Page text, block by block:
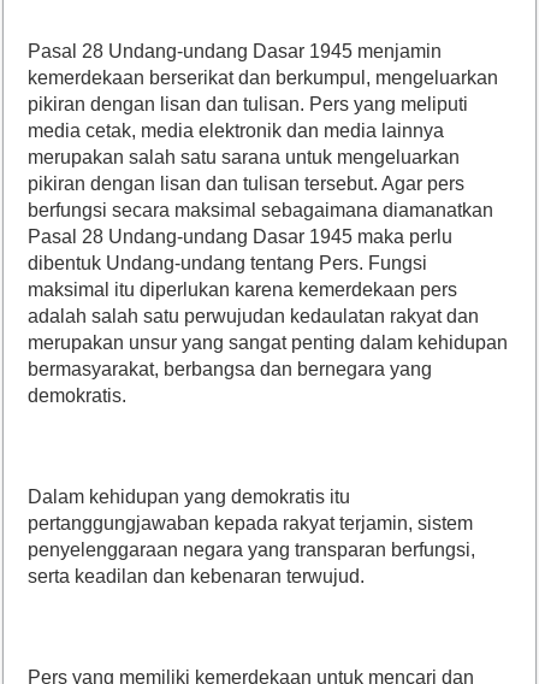
Pasal 28 Undang-undang Dasar 1945 menjamin
kemerdekaan berserikat dan berkumpul, mengeluarkan
pikiran dengan lisan dan tulisan. Pers yang meliputi
media cetak, media elektronik dan media lainnya
merupakan salah satu sarana untuk mengeluarkan
pikiran dengan lisan dan tulisan tersebut. Agar pers
berfungsi secara maksimal sebagaimana diamanatkan
Pasal 28 Undang-undang Dasar 1945 maka perlu
dibentuk Undang-undang tentang Pers. Fungsi
maksimal itu diperlukan karena kemerdekaan pers
adalah salah satu perwujudan kedaulatan rakyat dan
merupakan unsur yang sangat penting dalam kehidupan
bermasyarakat, berbangsa dan bernegara yang
demokratis.
Dalam kehidupan yang demokratis itu
pertanggungjawaban kepada rakyat terjamin, sistem
penyelenggaraan negara yang transparan berfungsi,
serta keadilan dan kebenaran terwujud.
Pers yang memiliki kemerdekaan untuk mencari dan